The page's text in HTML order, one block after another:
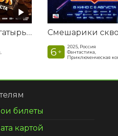
Последний богатырь. Колобок
6 +
2025, Россия
Фантастика,
Приключенческая
билеты
картой